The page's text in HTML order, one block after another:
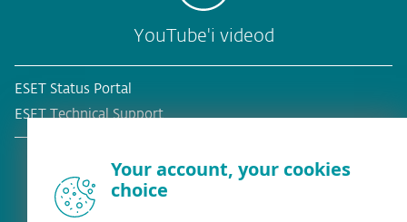
YouTube'i videod
ESET Status Portal
ESET Technical Support
Your account, your cookies
choice